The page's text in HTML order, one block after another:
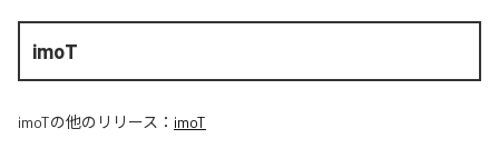
imoT
imoTの他のリリース： imoT